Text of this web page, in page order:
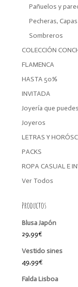
Pañuelos y
Pecheras,
Sombreros
COLECCIÓN
FLAMENCA
HASTA 50%
INVITADA
Joyería que
Joyeros
LETRAS Y
PACKS
ROPA CASUAL E
Ver Todos
Productos
Blusa Japón
29,99€
Vestido sines
49,99€
Falda Lisboa